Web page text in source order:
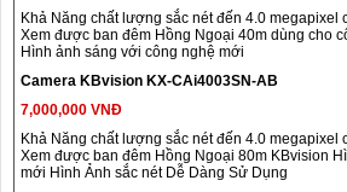
Khả Năng chất lượng sắc nét đến 4.0 megapixel
Xem được ban đêm Hồng Ngoại 40m dùng cho
Hình ảnh sáng với công nghệ mới
Camera KBvision KX-CAi4003SN-AB
7,000,000 VNĐ
Khả Năng chất lượng sắc nét đến 4.0 megapixel
Xem được ban đêm Hồng Ngoại 80m KBvision
mới Hình Ảnh sắc nét Dễ Dàng Sử Dụng